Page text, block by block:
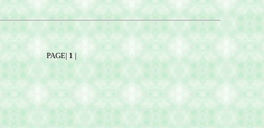
PAGE| 1 |